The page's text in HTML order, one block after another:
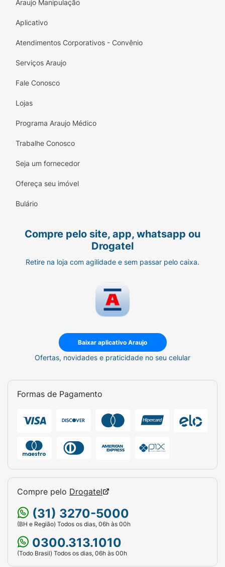
Araujo Manipulação
Aplicativo
Atendimentos Corporativos - Convênio
Serviços Araujo
Fale Conosco
Lojas
Programa Araujo Médico
Trabalhe Conosco
Seja um fornecedor
Ofereça seu imóvel
Bulário
Compre pelo site, app, whatsapp ou
Drogatel
Retire na loja com agilidade e sem passar pelo caixa.
Baixar aplicativo Araujo
Ofertas, novidades e praticidade no seu celular
Formas de Pagamento
Compre pelo Drogatel
(31) 3270-5000
(BH e Região) Todos os dias, 06h às 00h
0300.313.1010
(Todo Brasil) Todos os dias, 06h às 00h